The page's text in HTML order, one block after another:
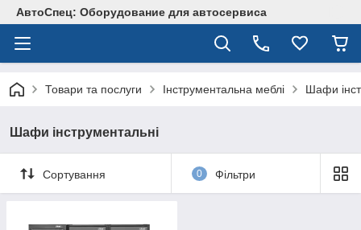
АвтоСпец: Оборудование для автосервиса
Товари та послуги Інструментальна меблі Шафи
Шафи інструментальні
Сортування 0 Фільтри